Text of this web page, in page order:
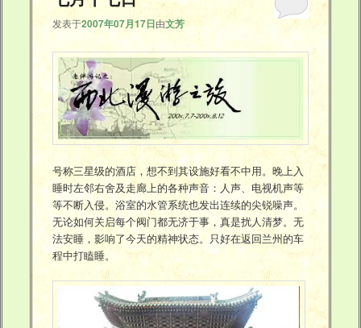
发表于2007年07月17日由文芳
号称三星级的酒店，想不到其设施好看不中用。晚上入
睡时左邻右舍及走廊上的各种声音：人声、电视机声等
等不断入侵。浴室的水管系统也发出连续的尖锐噪声。
无论如何关启每个阀门都无济于事，真是扰人清梦。无
法安睡，影响了今天的精神状态。只好在返回兰州的车
程中打瞌睡。